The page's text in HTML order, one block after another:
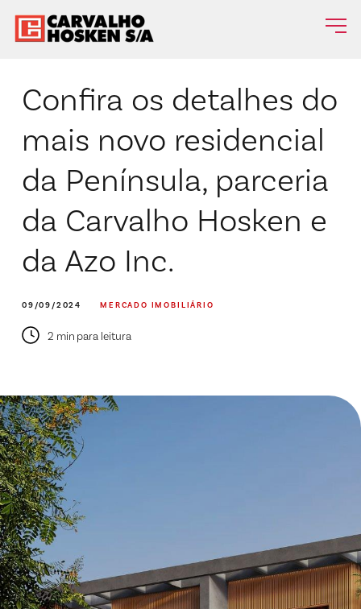
09/09/2024 MERCADO IMOBILIÁRIO
2 min para leitura
Confira os detalhes do
mais novo residencial
da Península, parceria
da Carvalho Hosken e
da Azo Inc.